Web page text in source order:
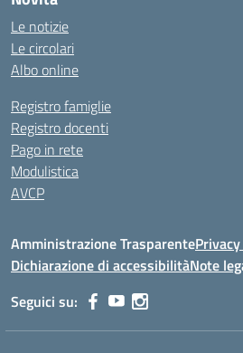
Le notizie
Le circolari
Albo online
Registro famiglie
Registro docenti
Pago in rete
Modulistica
AVCP
Amministrazione Trasparente
Dichiarazione di accessibilitàNote
Seguici su: